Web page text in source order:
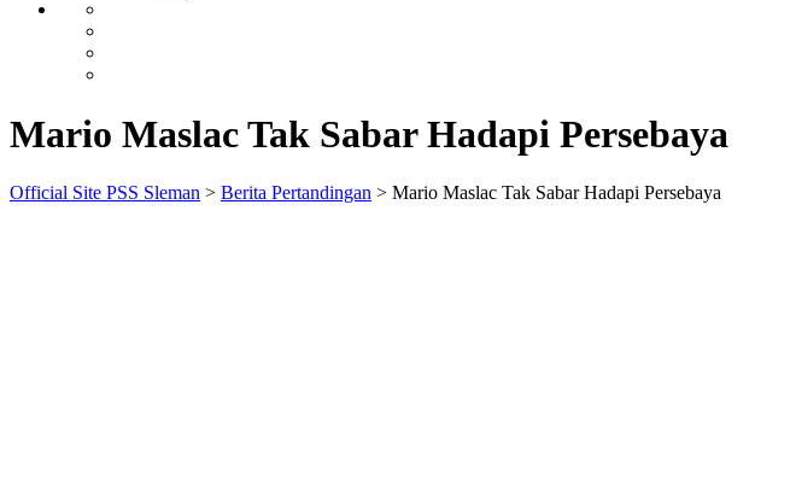
Mario Maslac Tak Sabar Hadapi Persebaya
Official Site PSS Sleman > Berita Pertandingan > Mario Maslac Tak Sabar Hadapi Persebaya